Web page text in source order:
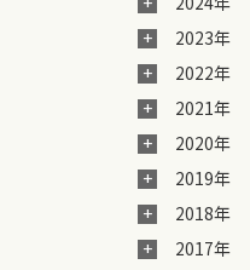
2023年
2022年
2021年
2020年
2019年
2018年
2017年